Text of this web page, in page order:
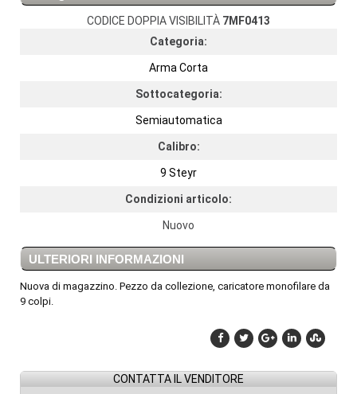
CODICE DOPPIA VISIBILITÀ 7MF0413
Categoria:
Arma Corta
Sottocategoria:
Semiautomatica
Calibro:
9 Steyr
Condizioni articolo:
Nuovo
ULTERIORI INFORMAZIONI
Nuova di magazzino. Pezzo da collezione, caricatore monofilare da
9 colpi.
CONTATTA IL VENDITORE